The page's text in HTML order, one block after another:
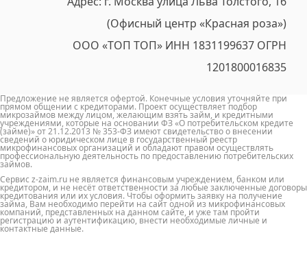
(Офисный центр «Красная роза»)
ООО «ТОП ТОП» ИНН 1831199637 ОГРН
1201800016835
Предложение не является офертой. Конечные условия уточняйте при
прямом общении с кредиторами. Проект осуществляет подбор
микрозаймов между лицом, желающим взять займ, и кредитными
учреждениями, которые на основании ФЗ «О потребительском кредите
(займе)» от 21.12.2013 № 353-ФЗ имеют свидетельство о внесении
сведений о юридическом лице в государственный реестр
микрофинансовых организаций и обладают правом осуществлять
профессиональную деятельность по предоставлению потребительских
займов.
Сервис z-zaim.ru не является финансовым учреждением, банком или
кредитором, и не несёт ответственности за любые заключенные договоры
кредитования или их условия. Чтобы оформить заявку на получение
займа, Вам необходимо перейти на сайт одной из микрофинансовых
компаний, представленных на данном сайте, и уже там пройти
регистрацию и аутентификацию, внести необходимые личные и
контактные данные.